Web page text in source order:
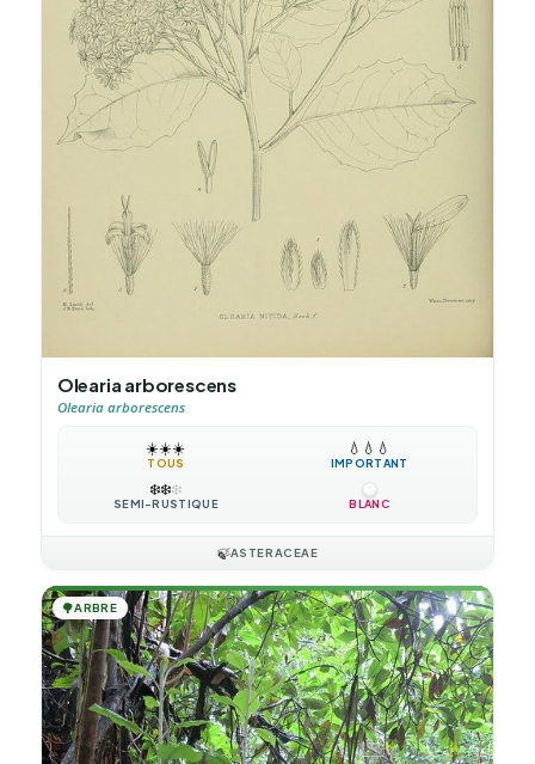
Olearia arborescens
Olearia arborescens
☀️☀️☀️
TOUS
💧 💧 💧
IMPORTANT
❄️❄️❄️
SEMI-RUSTIQUE BLANC
🍃ASTERACEAE
🌳ARBRE